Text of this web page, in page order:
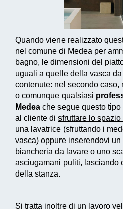
Quando viene realizzato
nel comune di Medea per
bagno, le dimensioni del
uguali a quelle della vasca
contenute: nel secondo caso,
o comunque qualsiasi
Medea che segue questo
al cliente di sfruttare lo
una lavatrice (sfruttando i
vasca) oppure inserendovi
biancheria da lavare o uno
asciugamani puliti, lasciando
della stanza.
Si tratta inoltre di un lavoro